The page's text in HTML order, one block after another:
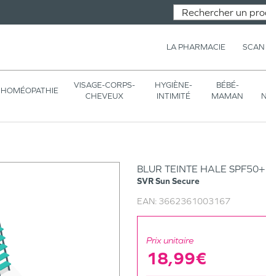
LA PHARMACIE SCAN
HOMÉOPATHIE
VISAGE-CORPS-
CHEVEUX
HYGIÈNE-
INTIMITÉ
BÉBÉ-
MAMAN
BLUR TEINTE HALE
SVRSun Secure
EAN: 3662361003167
Prix unitaire
18,99€